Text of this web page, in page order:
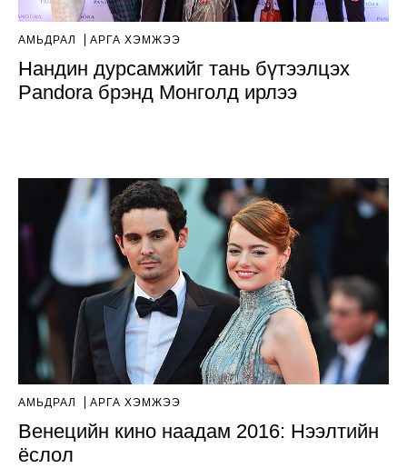
АМЬДРАЛ АРГА ХЭМЖЭЭ
Нандин дурсамжийг тань бүтээлцэх
Pandora брэнд Монголд ирлээ
АМЬДРАЛ АРГА ХЭМЖЭЭ
Венецийн кино наадам 2016: Нээлтийн
ёслол